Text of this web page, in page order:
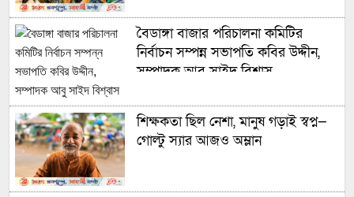
বৈডাঙ্গা বাজার পরিচালনা কমিটির
নির্বাচন সম্পন্ন সভাপতি কবির উদ্দীন,
সম্পাদক আবু সাইদ বিশ্বাস
শিক্ষকতা ছিল নেশা, মানুষ গড়াই স্বপ্ন—
গোল্টু স্যার আজও অম্লান